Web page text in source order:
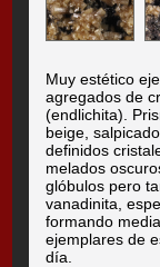
Muy estético
agregados de
(endlichita).
beige,
definidos
melados
glóbulos pero
vanadinita,
formando
ejemplares de
día.